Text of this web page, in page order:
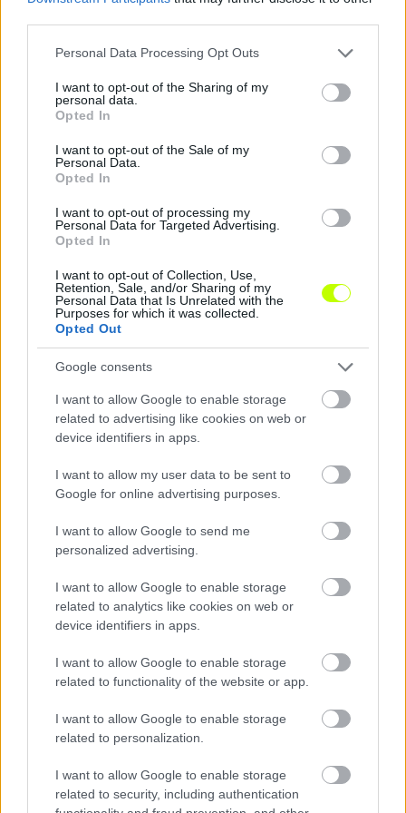
Please note that this website/app uses one or more Google
not limited to your visit or usage behaviour. You may click to
grant or deny consent to Google and its third-party tags to
use your data for below specified purposes in below Google
consent section.
Personal Data Processing Opt Outs
I want to opt-out of the Sharing of my
personal data.
Opted In
I want to opt-out of the Sale of my
Personal Data.
Opted In
I want to opt-out of processing my
Personal Data for Targeted Advertising.
Opted In
I want to opt-out of Collection, Use,
Retention, Sale, and/or Sharing of my
Personal Data that Is Unrelated with the
Purposes for which it was collected.
Opted Out
Google consents
I want to allow Google to enable storage
related to advertising like cookies on web or
device identifiers in apps.
I want to allow my user data to be sent to
Google for online advertising purposes.
I want to allow Google to send me
personalized advertising.
I want to allow Google to enable storage
related to analytics like cookies on web or
device identifiers in apps.
I want to allow Google to enable storage
related to functionality of the website or app.
I want to allow Google to enable storage
related to personalization.
I want to allow Google to enable storage
related to security, including authentication
Hírek
Újabb mérföldkőhöz érkezett a Nyíregyházi Stadion
építése
Hiába a gyönyörű Dárdai-gól, kikapott a Hertha – videó
A legkisebb Dárdai-fiú is letette a névjegyét.
2023.07.09.